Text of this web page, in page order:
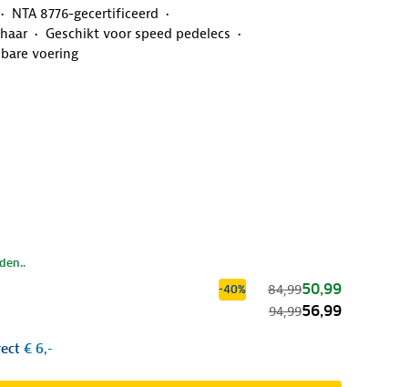
NTA 8776-gecertificeerd
Geschikt voor speed pedelecs
voering
-40% 84,9950,99
94,9956,99
€ 6,-